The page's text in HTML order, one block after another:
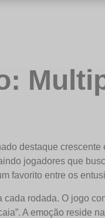
destaque crescente
jogadores que
favorito entre os
rodada. O jogo
A emoção reside